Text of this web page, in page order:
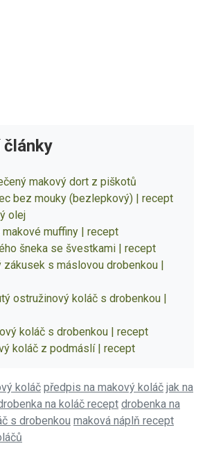
makový dort z piškotů
bez mouky (bezlepkový) | recept
olej
muffiny | recept
šneka se švestkami | recept
zákusek s máslovou drobenkou |
ostružinový koláč s drobenkou |
koláč s drobenkou | recept
koláč z podmáslí | recept
koláč předpis na makový koláč jak na
na koláč recept drobenka na
s drobenkou maková náplň recept